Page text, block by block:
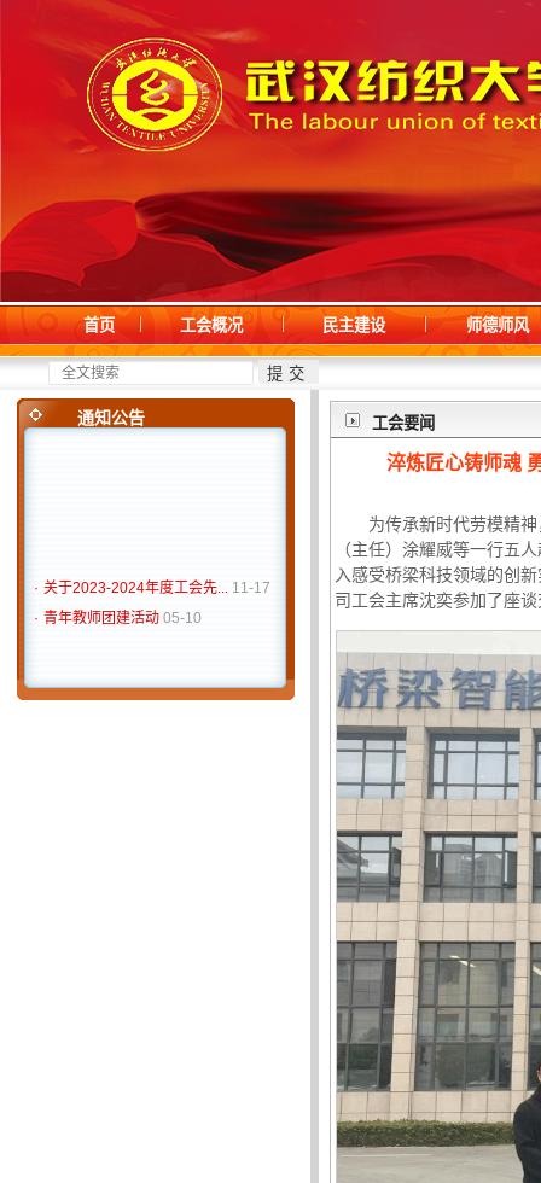
首页 工会概况 民主建设 师德师风
通知公告
关于2023-2024年度工会先... 11-17
· 青年教师团建活动 05-10
工会要闻
淬炼匠心铸师魂
为传承新时代劳模精
（主任）涂耀威等一行五
入感受桥梁科技领域的创
司工会主席沈奕参加了座